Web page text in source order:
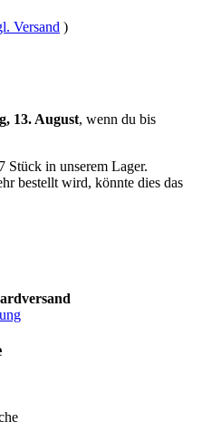
Versand )
13. August, wenn du bis
Stück in unserem Lager.
bestellt wird, könnte dies das